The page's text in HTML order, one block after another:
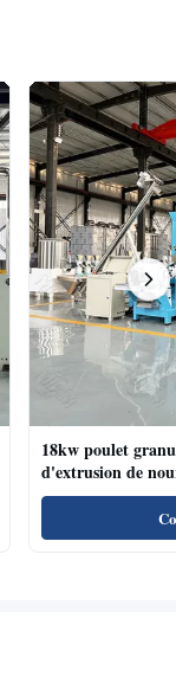
18kw poulet
d'extrusion de
compagnie haute
naturels de